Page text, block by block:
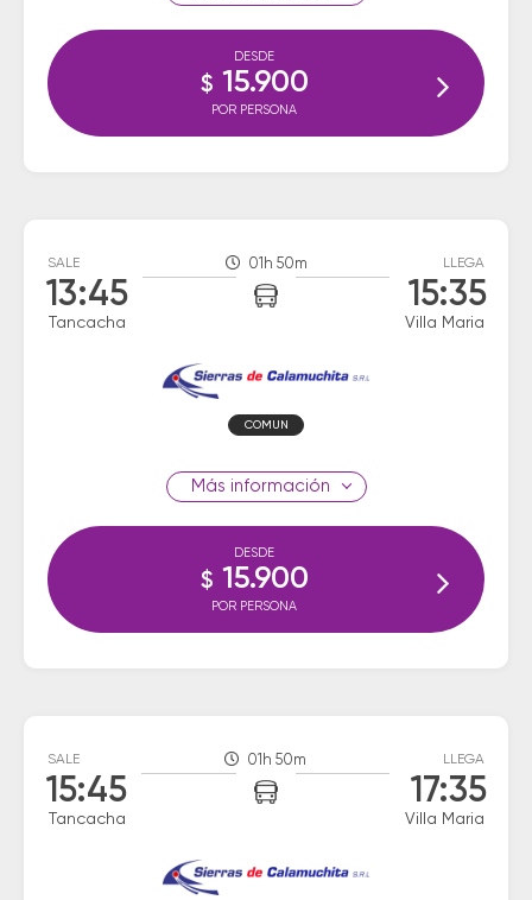
DESDE
$ 15.900
POR PERSONA
SALE
13:45
Tancacha
01h 50m LLEGA
15:35
Villa Maria
COMUN
información
DESDE
$ 15.900
POR PERSONA
SALE
15:45
Tancacha
01h 50m LLEGA
17:35
Villa Maria